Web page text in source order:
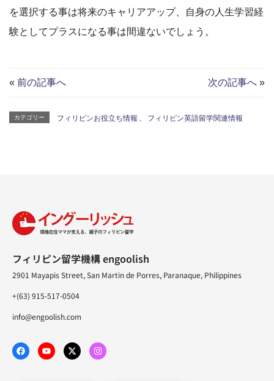
を選択する事は将来のキャリアアップ、自身の人生学習経
験としてプラスになる事は間違ないでしょう。
« 前の記事へ 次の記事へ »
カテゴリー フィリピンお役立ち情報 、 フィリピン英語留学関連情報
フィリピン留学機構 engoolish
2901 Mayapis Street, San Martin de Porres, Paranaque, Philippines
+(63) 915-517-0504
info@engoolish.com